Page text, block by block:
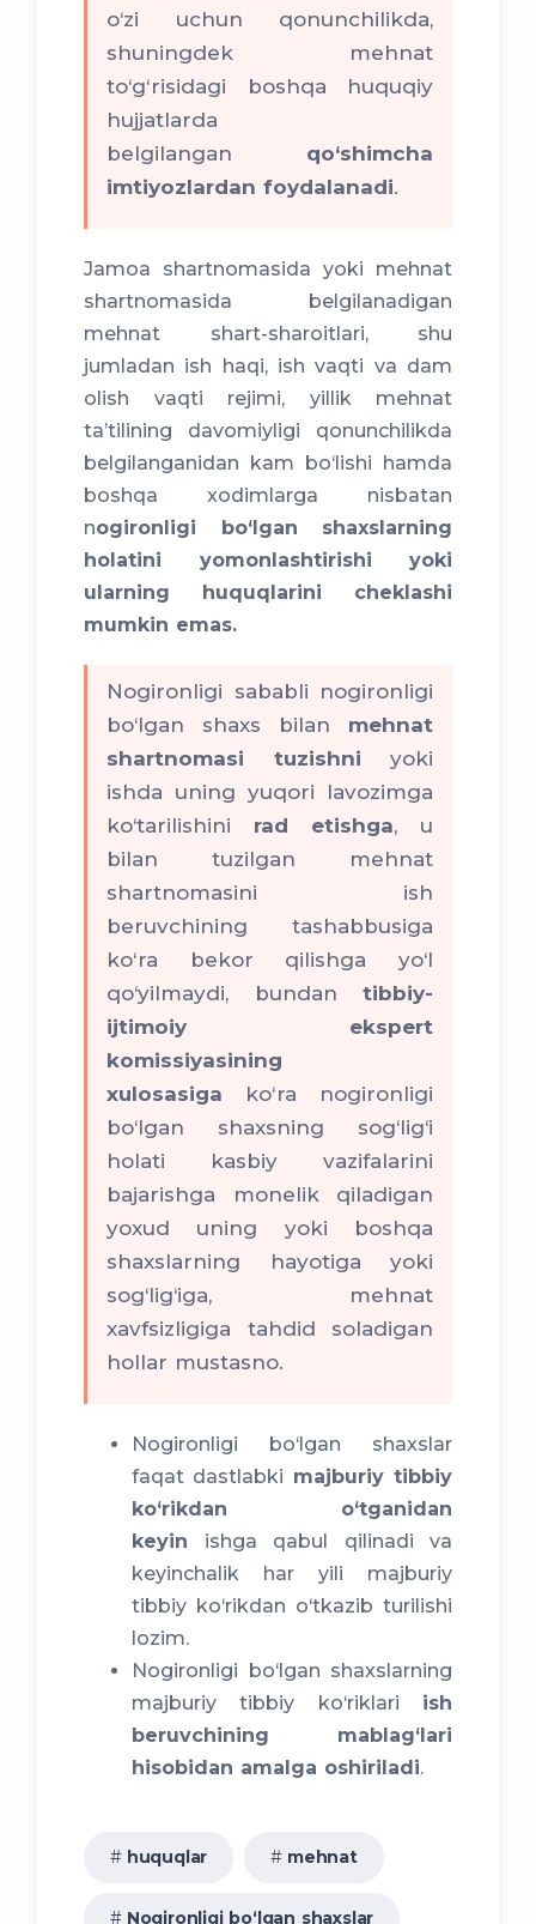
o‘zi uchun qonunchilikda,
shuningdek mehnat
to‘g‘risidagi boshqa huquqiy
hujjatlarda
belgilangan qo‘shimcha
imtiyozlardan foydalanadi.
Jamoa shartnomasida yoki mehnat
shartnomasida belgilanadigan
mehnat shart-sharoitlari, shu
jumladan ish haqi, ish vaqti va dam
olish vaqti rejimi, yillik mehnat
ta’tilining davomiyligi qonunchilikda
belgilanganidan kam bo‘lishi hamda
boshqa xodimlarga nisbatan
nogironligi bo‘lgan shaxslarning
holatini yomonlashtirishi yoki
ularning huquqlarini cheklashi
mumkin emas.
Nogironligi sababli nogironligi
bo‘lgan shaxs bilan mehnat
shartnomasi tuzishni yoki
ishda uning yuqori lavozimga
ko‘tarilishini rad etishga, u
bilan tuzilgan mehnat
shartnomasini ish
beruvchining tashabbusiga
ko‘ra bekor qilishga yo‘l
qo‘yilmaydi, bundan tibbiy-
ijtimoiy ekspert
komissiyasining
xulosasiga ko‘ra nogironligi
bo‘lgan shaxsning sog‘lig‘i
holati kasbiy vazifalarini
bajarishga monelik qiladigan
yoxud uning yoki boshqa
shaxslarning hayotiga yoki
sog‘lig‘iga, mehnat
xavfsizligiga tahdid soladigan
hollar mustasno.
Nogironligi bo‘lgan shaxslar
faqat dastlabki majburiy tibbiy
ko‘rikdan o‘tganidan
keyin ishga qabul qilinadi va
keyinchalik har yili majburiy
tibbiy ko‘rikdan o‘tkazib turilishi
lozim.
Nogironligi bo‘lgan shaxslarning
majburiy tibbiy ko‘riklari ish
beruvchining mablag‘lari
hisobidan amalga oshiriladi.
huquqlar mehnat
Nogironligi bo‘lgan shaxslar